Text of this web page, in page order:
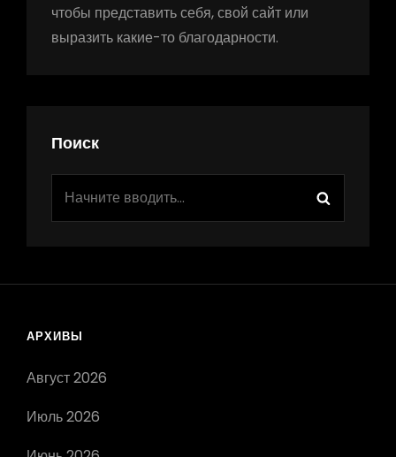
чтобы представить себя, свой сайт или
выразить какие-то благодарности.
Поиск
АРХИВЫ
Август 2026
Июль 2026